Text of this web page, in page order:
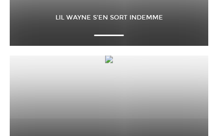
LIL WAYNE S’EN SORT INDEMME